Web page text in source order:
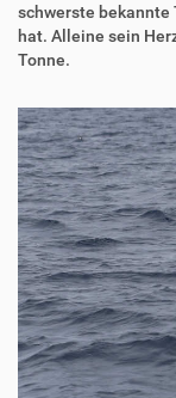
schwerste bekannte
hat. Alleine sein
Tonne.